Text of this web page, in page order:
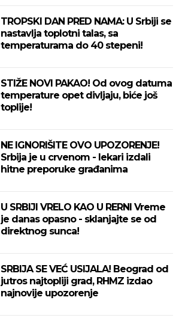
TROPSKI DAN PRED NAMA: U Srbiji se
nastavlja toplotni talas, sa
temperaturama do 40 stepeni!
STIŽE NOVI PAKAO! Od ovog datuma
temperature opet divljaju, biće još
toplije!
NE IGNORIŠITE OVO UPOZORENJE!
Srbija je u crvenom - lekari izdali
hitne preporuke građanima
U SRBIJI VRELO KAO U RERNI Vreme
je danas opasno - sklanjajte se od
direktnog sunca!
SRBIJA SE VEĆ USIJALA! Beograd od
jutros najtopliji grad, RHMZ izdao
najnovije upozorenje